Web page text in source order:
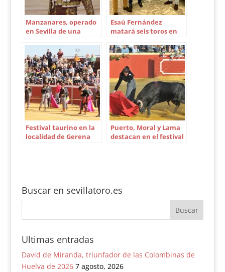
desde el 19…
Manzanares, operado
en Sevilla de una
Esaú Fernández
matará seis toros en
Festival taurino en la
localidad de Gerena
Puerto, Moral y Lama
destacan en el festival
Buscar en sevillatoro.es
Ultimas entradas
David de Miranda, triunfador de las Colombinas de
Huelva de 2026 7 agosto, 2026